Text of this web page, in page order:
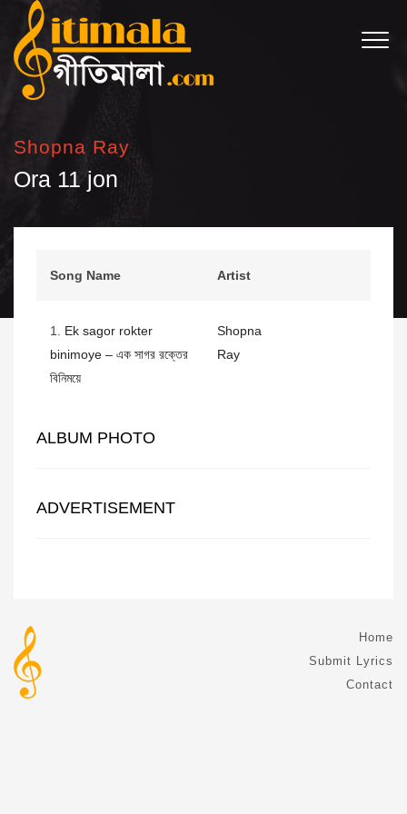
Shopna Ray
Ora 11 jon
Song Name Artist
1. Ek sagor rokter
binimoye – এক সাগর রক্তের
বিনিময়ে
Shopna
Ray
ALBUM PHOTO
ADVERTISEMENT
Home
Submit Lyrics
Contact